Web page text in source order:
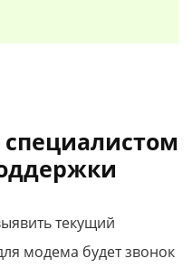
текущий
модема будет звонок